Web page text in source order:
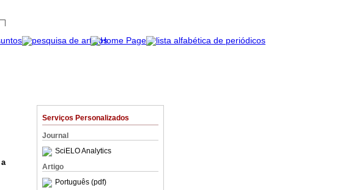
Serviços Personalizados
Journal
SciELO Analytics
Artigo
Português (pdf)
a